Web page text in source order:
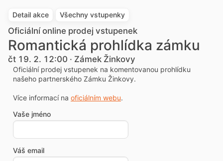
Detail akce Všechny vstupenky
Oficiální online prodej vstupenek
Romantická prohlídka zámku
čt 19. 2. 12:00 · Zámek Žinkovy
Oficiální prodej vstupenek na komentovanou prohlídku
našeho partnerského Zámku Žinkovy.
Více informací na oficiálním webu.
Vaše jméno
Váš email